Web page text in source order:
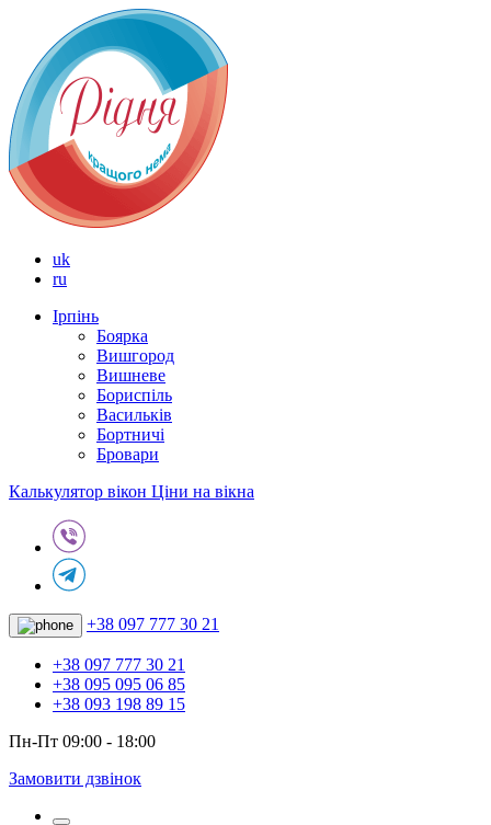
uk
ru
Ірпінь
Боярка
Вишгород
Вишневе
Бориспіль
Васильків
Бортничі
Бровари
Калькулятор вікон Ціни на вікна
+38 097 777 30 21
+38 097 777 30 21
+38 095 095 06 85
+38 093 198 89 15
Пн-Пт 09:00 - 18:00
Замовити дзвінок